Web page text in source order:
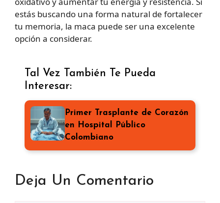
estás buscando una forma natural de fortalecer
tu memoria, la maca puede ser una excelente
opción a considerar.
Tal Vez También Te Pueda
Interesar:
Primer Trasplante de Corazón
en Hospital Público
Colombiano
Deja Un Comentario